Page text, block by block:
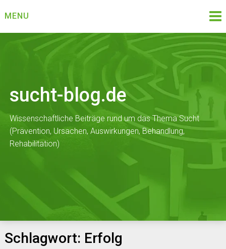
toMENU
sucht-blog.de
Wissenschaftliche Beiträge rund um das Thema Sucht
(Prävention, Ursachen, Auswirkungen, Behandlung,
Rehabilitation)
Schlagwort: Erfolg